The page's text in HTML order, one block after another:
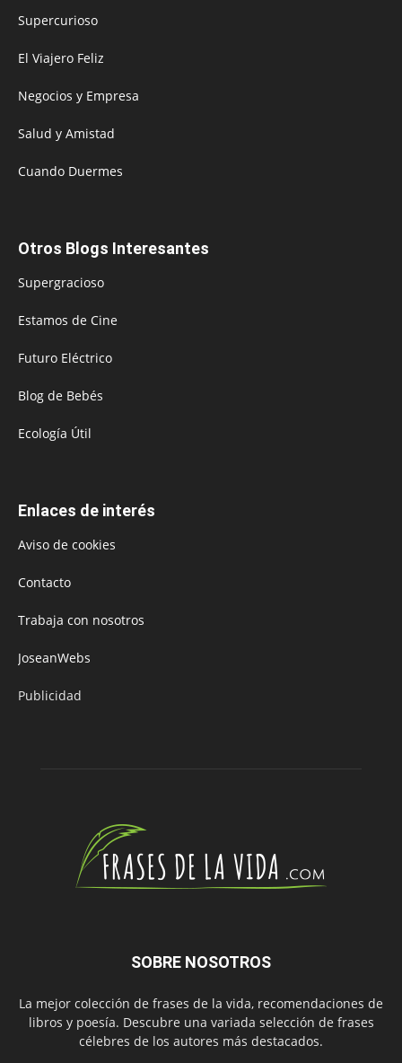
Supercurioso
El Viajero Feliz
Negocios y Empresa
Salud y Amistad
Cuando Duermes
Otros Blogs Interesantes
Supergracioso
Estamos de Cine
Futuro Eléctrico
Blog de Bebés
Ecología Útil
Enlaces de interés
Aviso de cookies
Contacto
Trabaja con nosotros
JoseanWebs
Publicidad
SOBRE NOSOTROS
La mejor colección de frases de la vida, recomendaciones de
libros y poesía. Descubre una variada selección de frases
célebres de los autores más destacados.